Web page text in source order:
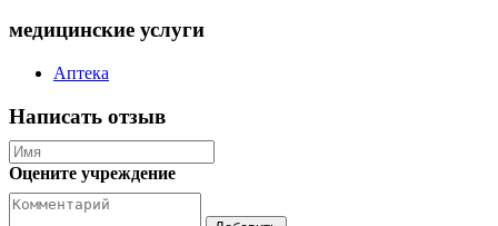
медицинские услуги
Аптека
Написать отзыв
Оцените учреждение